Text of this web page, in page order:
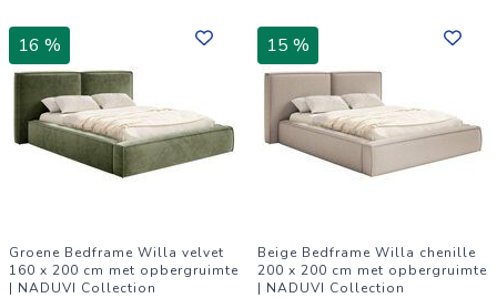
16 %
Groene Bedframe Willa velvet
160 x 200 cm met opbergruimte
| NADUVI Collection
15 %
Beige Bedframe Willa chenille
200 x 200 cm met opbergruimte
| NADUVI Collection